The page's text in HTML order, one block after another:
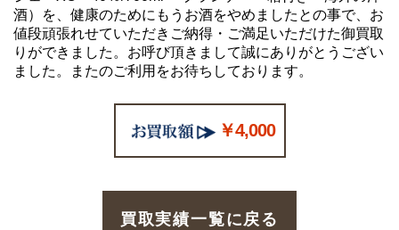
酒）を、健康のためにもうお酒をやめましたとの事で、お
値段頑張れせていただきご納得・ご満足いただけた御買取
りができました。お呼び頂きまして誠にありがとうござい
ました。またのご利用をお待ちしております。
￥4,000
買取実績一覧に戻る